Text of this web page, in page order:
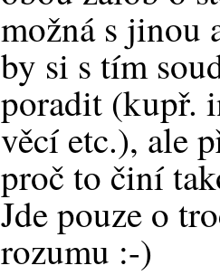
možná s jinou
by si s tím
poradit (kupř.
věcí etc.), ale
proč to činí
Jde pouze o
rozumu :-)